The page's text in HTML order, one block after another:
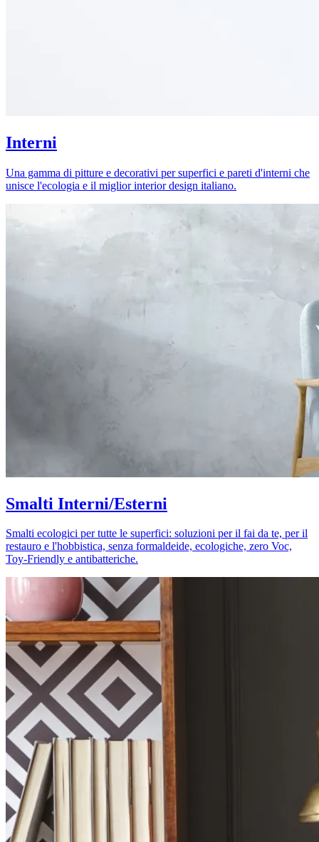
Interni
Una gamma di pitture e decorativi per superfici e pareti d'interni che
unisce l'ecologia e il miglior interior design italiano.
Smalti Interni/Esterni
Smalti ecologici per tutte le superfici: soluzioni per il fai da te, per il
restauro e l'hobbistica, senza formaldeide, ecologiche, zero Voc,
Toy-Friendly e antibatteriche.